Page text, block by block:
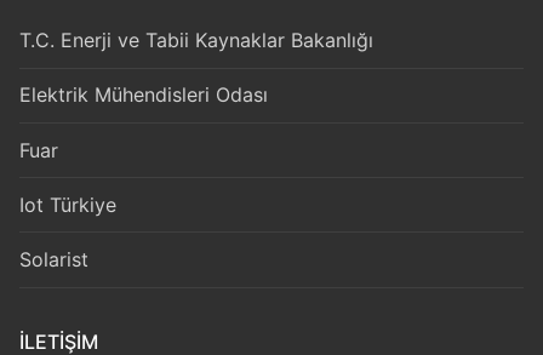
T.C. Enerji ve Tabii Kaynaklar Bakanlığı
Elektrik Mühendisleri Odası
Fuar
Iot Türkiye
Solarist
İLETIŞIM